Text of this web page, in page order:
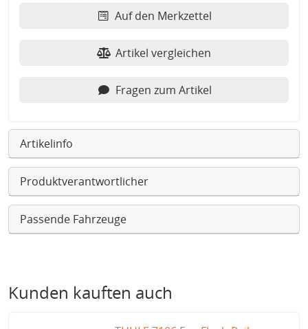
Auf den Merkzettel
Artikel vergleichen
Fragen zum Artikel
Artikelinfo
Produktverantwortlicher
Passende Fahrzeuge
Kunden kauften auch